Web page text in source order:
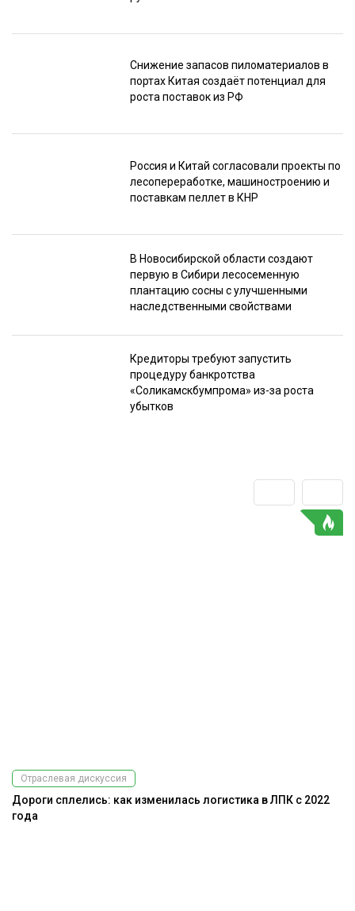
Снижение запасов пиломатериалов в
портах Китая создаёт потенциал для
роста поставок из РФ
Россия и Китай согласовали проекты по
лесопереработке, машиностроению и
поставкам пеллет в КНР
В Новосибирской области создают
первую в Сибири лесосеменную
плантацию сосны с улучшенными
наследственными свойствами
Кредиторы требуют запустить
процедуру банкротства
«Соликамскбумпрома» из-за роста
убытков
Отраслевая дискуссия
Дороги сплелись: как изменилась логистика в ЛПК с 2022
года